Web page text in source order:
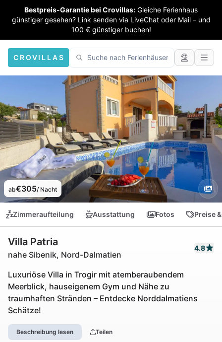
Bestpreis-Garantie bei Crovillas: Gleiche Ferienhaus
günstiger gesehen? Link senden via LiveChat oder Mail – und
100 € günstiger buchen!
CROVILLAS
ab€305/ Nacht
Zimmeraufteilung Ausstattung Fotos Preise
Villa Patria
nahe Sibenik, Nord-Dalmatien
4.8
Luxuriöse Villa in Trogir mit atemberaubendem
Meerblick, hauseigenem Gym und Nähe zu
traumhaften Stränden – Entdecke Norddalmatiens
Schätze!
Beschreibung lesen Teilen